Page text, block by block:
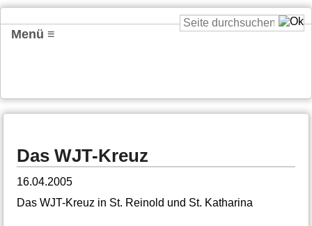
Menü ≡
Das WJT-Kreuz
16.04.2005
Das WJT-Kreuz in St. Reinold und St. Katharina